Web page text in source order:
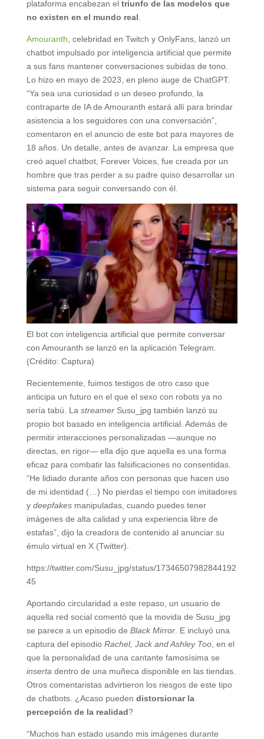
plataforma encabezan el triunfo de las modelos que
no existen en el mundo real.
Amouranth, celebridad en Twitch y OnlyFans, lanzó un
chatbot impulsado por inteligencia artificial que permite
a sus fans mantener conversaciones subidas de tono.
Lo hizo en mayo de 2023, en pleno auge de ChatGPT.
“Ya sea una curiosidad o un deseo profundo, la
contraparte de IA de Amouranth estará allí para brindar
asistencia a los seguidores con una conversación”,
comentaron en el anuncio de este bot para mayores de
18 años. Un detalle, antes de avanzar. La empresa que
creó aquel chatbot, Forever Voices, fue creada por un
hombre que tras perder a su padre quiso desarrollar un
sistema para seguir conversando con él.
El bot con inteligencia artificial que permite conversar
con Amouranth se lanzó en la aplicación Telegram.
(Crédito: Captura)
Recientemente, fuimos testigos de otro caso que
anticipa un futuro en el que el sexo con robots ya no
sería tabú. La streamer Susu_jpg también lanzó su
propio bot basado en inteligencia artificial. Además de
permitir interacciones personalizadas —aunque no
directas, en rigor— ella dijo que aquella es una forma
eficaz para combatir las falsificaciones no consentidas.
“He lidiado durante años con personas que hacen uso
de mi identidad (…) No pierdas el tiempo con imitadores
y deepfakesmanipuladas, cuando puedes tener
imágenes de alta calidad y una experiencia libre de
estafas”, dijo la creadora de contenido al anunciar su
émulo virtual en X (Twitter).
https://twitter.com/Susu_jpg/status/17346507982844192
45
Aportando circularidad a este repaso, un usuario de
aquella red social comentó que la movida de Susu_jpg
se parece a un episodio de Black Mirror. E incluyó una
captura del episodio Rachel, Jack and Ashley Too, en el
que la personalidad de una cantante famosísima se
inserta dentro de una muñeca disponible en las tiendas.
Otros comentaristas advirtieron los riesgos de este tipo
de chatbots. ¿Acaso pueden distorsionar la
percepción de la realidad?
“Muchos han estado usando mis imágenes durante